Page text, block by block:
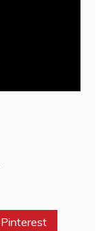
Pinterest